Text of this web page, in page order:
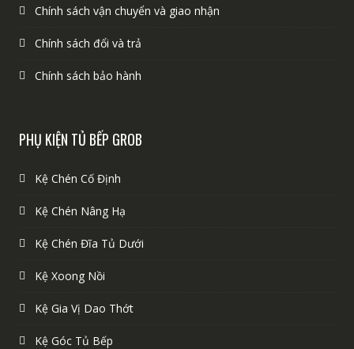
Chính sách vận chuyển và giao nhận
Chính sách đổi và trả
Chính sách bảo hành
PHỤ KIỆN TỦ BẾP GROB
Kệ Chén Cố Định
Kệ Chén Nâng Hạ
Kệ Chén Đĩa Tủ Dưới
Kệ Xoong Nồi
Kệ Gia Vị Dao Thớt
Kệ Góc Tủ Bếp